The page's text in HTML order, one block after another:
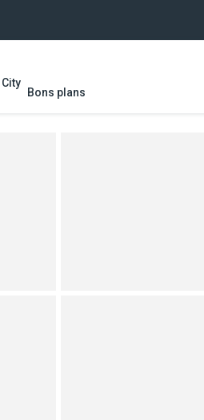
Bons plans